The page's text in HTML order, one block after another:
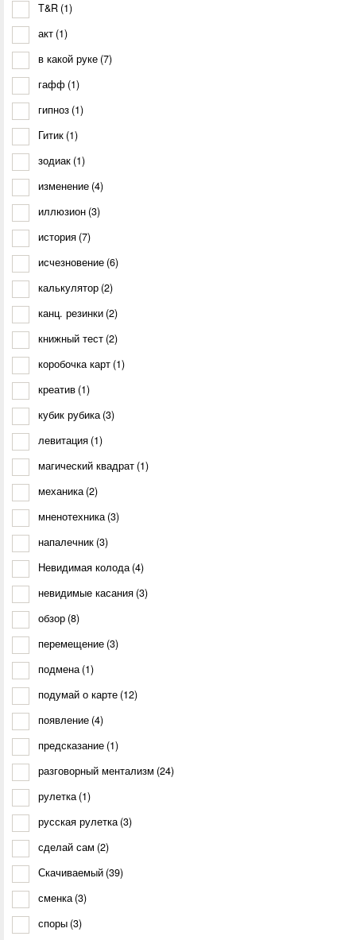
T&R (1)
акт (1)
в какой руке (7)
гафф (1)
гипноз (1)
Гитик (1)
зодиак (1)
изменение (4)
иллюзион (3)
история (7)
исчезновение (6)
калькулятор (2)
канц. резинки (2)
книжный тест (2)
коробочка карт (1)
креатив (1)
кубик рубика (3)
левитация (1)
магический квадрат (1)
механика (2)
мненотехника (3)
напалечник (3)
Невидимая колода (4)
невидимые касания (3)
обзор (8)
перемещение (3)
подмена (1)
подумай о карте (12)
появление (4)
предсказание (1)
разговорный ментализм (24)
рулетка (1)
русская рулетка (3)
сделай сам (2)
Скачиваемый (39)
сменка (3)
споры (3)